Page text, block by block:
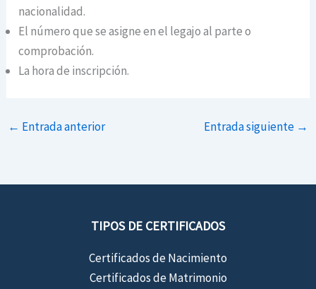
nacionalidad.
El número que se asigne en el legajo al parte o
comprobación.
La hora de inscripción.
← Entrada anterior Entrada siguiente →
TIPOS DE CERTIFICADOS
Certificados de Nacimiento
Certificados de Matrimonio